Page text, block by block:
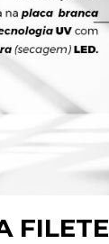
FILETE